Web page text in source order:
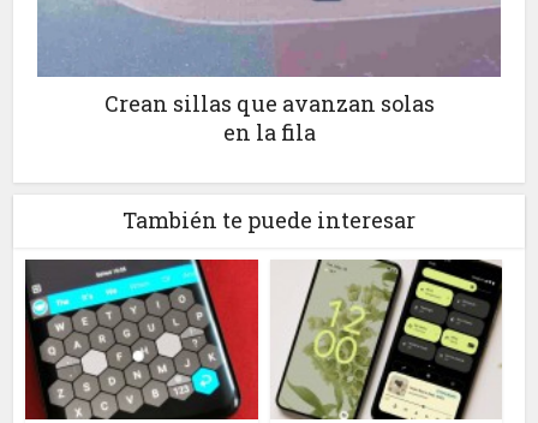
Crean sillas que avanzan solas
en la fila
También te puede interesar